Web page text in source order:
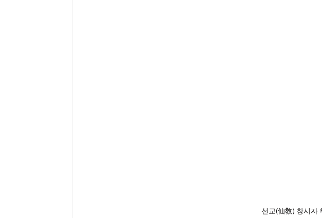
선교(仙敎) 창시자